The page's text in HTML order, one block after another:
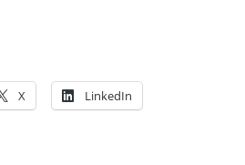
X LinkedIn